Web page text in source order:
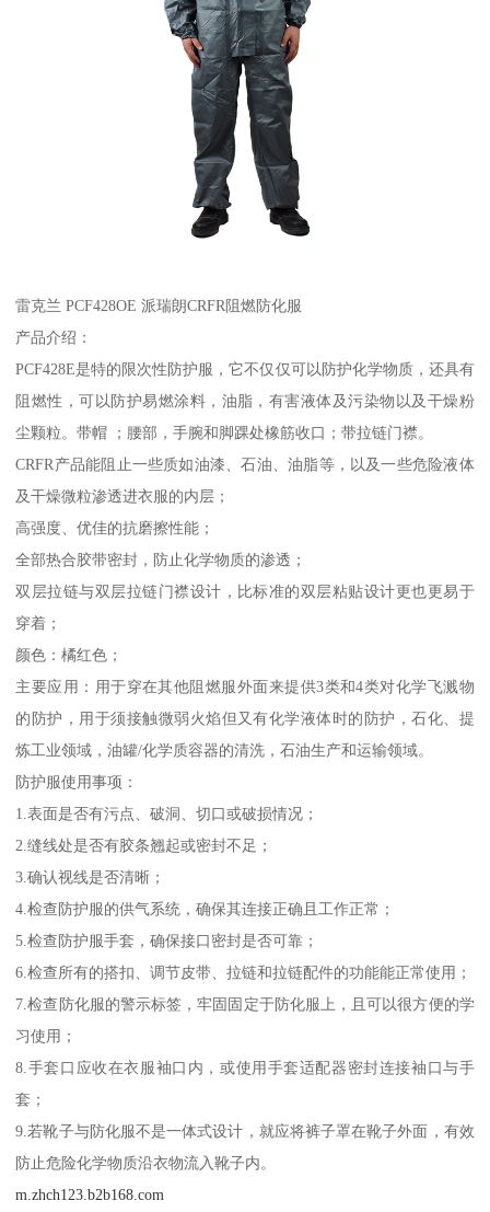
雷克兰 PCF428OE 派瑞朗CRFR阻燃防化服
产品介绍：
PCF428E是特的限次性防护服，它不仅仅可以防护化学物质，还具有
阻燃性，可以防护易燃涂料，油脂，有害液体及污染物以及干燥粉
尘颗粒。带帽 ；腰部，手腕和脚踝处橡筋收口；带拉链门襟。
CRFR产品能阻止一些质如油漆、石油、油脂等，以及一些危险液体
及干燥微粒渗透进衣服的内层；
高强度、优佳的抗磨擦性能；
全部热合胶带密封，防止化学物质的渗透；
双层拉链与双层拉链门襟设计，比标准的双层粘贴设计更也更易于
穿着；
颜色：橘红色；
主要应用：用于穿在其他阻燃服外面来提供3类和4类对化学飞溅物
的防护，用于须接触微弱火焰但又有化学液体时的防护，石化、提
炼工业领域，油罐/化学质容器的清洗，石油生产和运输领域。
防护服使用事项：
1.表面是否有污点、破洞、切口或破损情况；
2.缝线处是否有胶条翘起或密封不足；
3.确认视线是否清晰；
4.检查防护服的供气系统，确保其连接正确且工作正常；
5.检查防护服手套，确保接口密封是否可靠；
6.检查所有的搭扣、调节皮带、拉链和拉链配件的功能能正常使用；
7.检查防化服的警示标签，牢固固定于防化服上，且可以很方便的学
习使用；
8.手套口应收在衣服袖口内，或使用手套适配器密封连接袖口与手
套；
9.若靴子与防化服不是一体式设计，就应将裤子罩在靴子外面，有效
防止危险化学物质沿衣物流入靴子内。
m.zhch123.b2b168.com